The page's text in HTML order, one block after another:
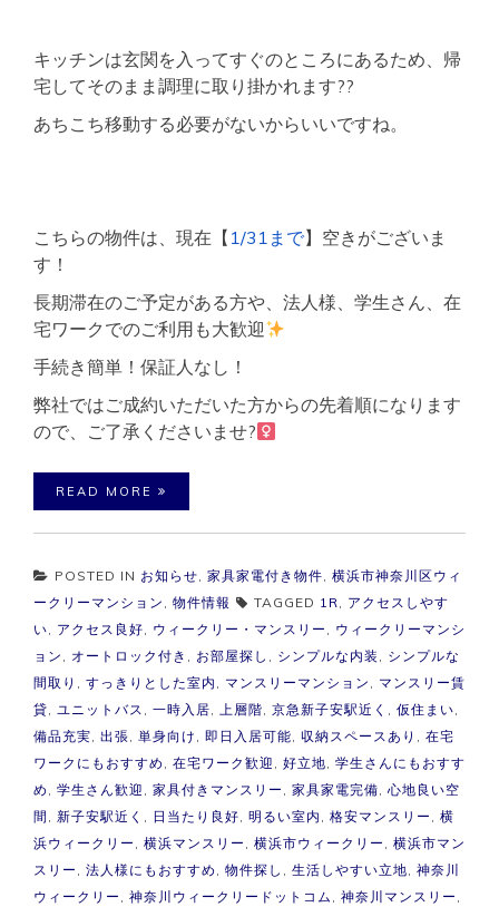
キッチンは玄関を入ってすぐのところにあるため、帰
宅してそのまま調理に取り掛かれます??
あちこち移動する必要がないからいいですね。
こちらの物件は、現在【 1/31まで】空きがございま
す！
長期滞在のご予定がある方や、法人様、学生さん、在
宅ワークでのご利用も大歓迎
手続き簡単！保証人なし！
弊社ではご成約いただいた方からの先着順になります
ので、ご了承くださいませ?‍
READ MORE
POSTED IN お知らせ, 家具家電付き物件, 横浜市神奈川区ウィ
ークリーマンション , 物件情報 TAGGED 1R, アクセスしやす
い, アクセス良好, ウィークリー・マンスリー , ウィークリーマンシ
ョン , オートロック付き , お部屋探し , シンプルな内装 , シンプルな
間取り , すっきりとした室内 , マンスリーマンション , マンスリー賃
貸, ユニットバス , 一時入居, 上層階, 京急新子安駅近く , 仮住まい,
備品充実, 出張, 単身向け , 即日入居可能, 収納スペースあり , 在宅
ワークにもおすすめ , 在宅ワーク歓迎 , 好立地, 学生さんにもおすす
め , 学生さん歓迎 , 家具付きマンスリー , 家具家電完備, 心地良い空
間 , 新子安駅近く , 日当たり良好, 明るい室内 , 格安マンスリー , 横
浜ウィークリー , 横浜マンスリー , 横浜市ウィークリー , 横浜市マン
スリー , 法人様にもおすすめ , 物件探し , 生活しやすい立地, 神奈川
ウィークリー , 神奈川ウィークリードットコム , 神奈川マンスリー ,